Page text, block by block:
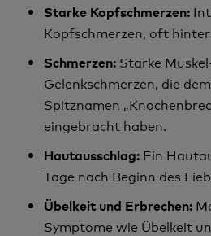
Starke Kopfschmerzen:
Kopfschmerzen, oft
Schmerzen: Starke
Gelenkschmerzen, die
Spitznamen
eingebracht haben.
Hautausschlag: Ein
Tage nach Beginn des
Übelkeit und Erbrechen:
Symptome wie Übelkeit